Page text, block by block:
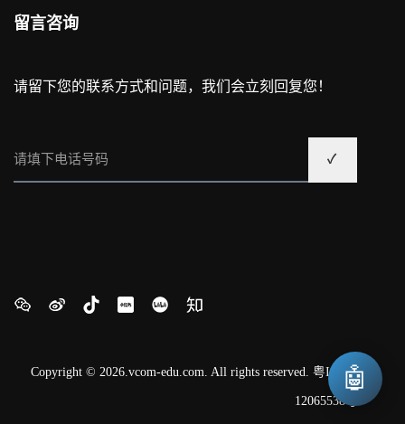
留言咨询
请留下您的联系方式和问题，我们会立刻回复您！
Copyright © 2026.vcom-edu.com. All rights reserved. 粤ICP备
12065538号
🤖